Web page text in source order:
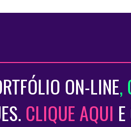
ON-LINE,
CLIQUE AQUI